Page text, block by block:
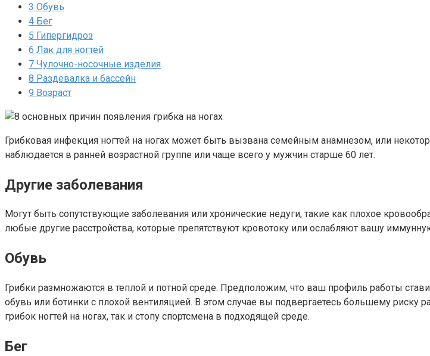
3 Обувь
4 Бег
5 Гипергидроз
6 Лак для ногтей
7 Чулочно-носочные изделия
8 Раздевалка и бассейн
9 Возраст
Грибковая инфекция ногтей на ногах может быть вызвана семейным анамнезом, или
наблюдается в ранней возрастной группе или чаще всего у мужчин старше 60 лет.
Другие заболевания
Могут быть сопутствующие заболевания или хронические недуги, такие как плохое
любые другие расстройства, которые препятствуют кровотоку или ослабляют вашу
Обувь
Грибки размножаются в теплой и потной среде. Предположим, что ваш профиль работы
обувь или ботинки с плохой вентиляцией. В этом случае вы подвергаетесь большему риску
грибок ногтей на ногах, так и стопу спортсмена в подходящей среде.
Бег